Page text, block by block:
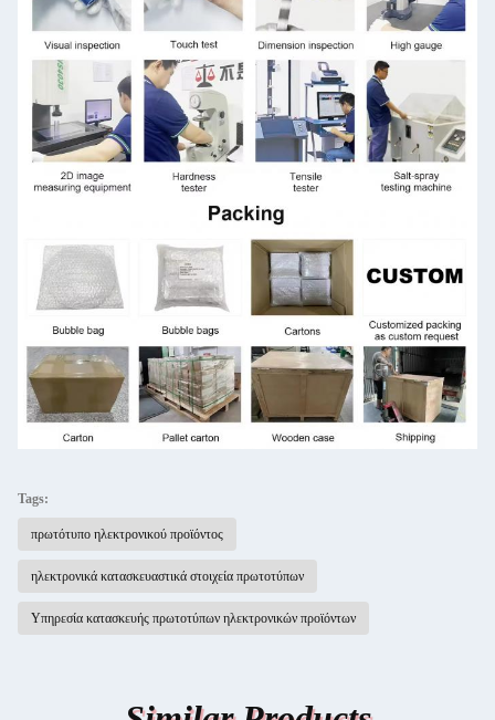
Tags:
πρωτότυπο ηλεκτρονικού προϊόντος
ηλεκτρονικά κατασκευαστικά στοιχεία πρωτοτύπων
Υπηρεσία κατασκευής πρωτοτύπων ηλεκτρονικών προϊόντων